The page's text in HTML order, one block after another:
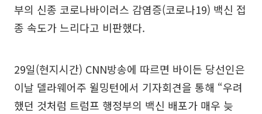
부의 신종 코로나바이러스 감염증(코로나19) 백신 접
종 속도가 느리다고 비판했다.
29일(현지시간) CNN방송에 따르면 바이든 당선인은
이날 델라웨어주 윌밍턴에서 기자회견을 통해 “우려
했던 것처럼 트럼프 행정부의 백신 배포가 매우 늦